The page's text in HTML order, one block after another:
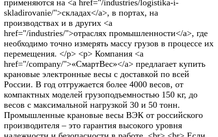
применяются на <a href="/industries/logistika-i-
skladirovanie/">складах</a>, в портах, на
производствах и в других <a
href="/industries/">отраслях промышленности</a>, где
необходимо точно измерять массу грузов в процессе их
перемещения. </p> <p> Компания <a
href="/company/">«СмартВес»</a> предлагает купить
крановые электронные весы с доставкой по всей
России. В год отгружается более 4000 весов, от
компактных моделей грузоподъемностью 150 кг, до
весов с максимальной нагрузкой 30 и 50 тонн.
Промышленные крановые весы ВЭК от российского
производителя – это гарантия высокого уровня